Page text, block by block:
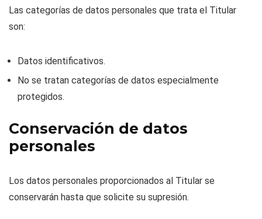
Las categorías de datos personales que trata el Titular
son:
Datos identificativos.
No se tratan categorías de datos especialmente
protegidos.
Conservación de datos
personales
Los datos personales proporcionados al Titular se
conservarán hasta que solicite su supresión.